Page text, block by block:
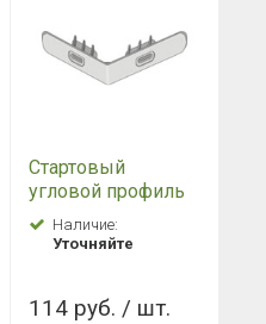
Стартовый
угловой профиль
Docke STEIN
Наличие:
Уточняйте
114 руб. / шт.